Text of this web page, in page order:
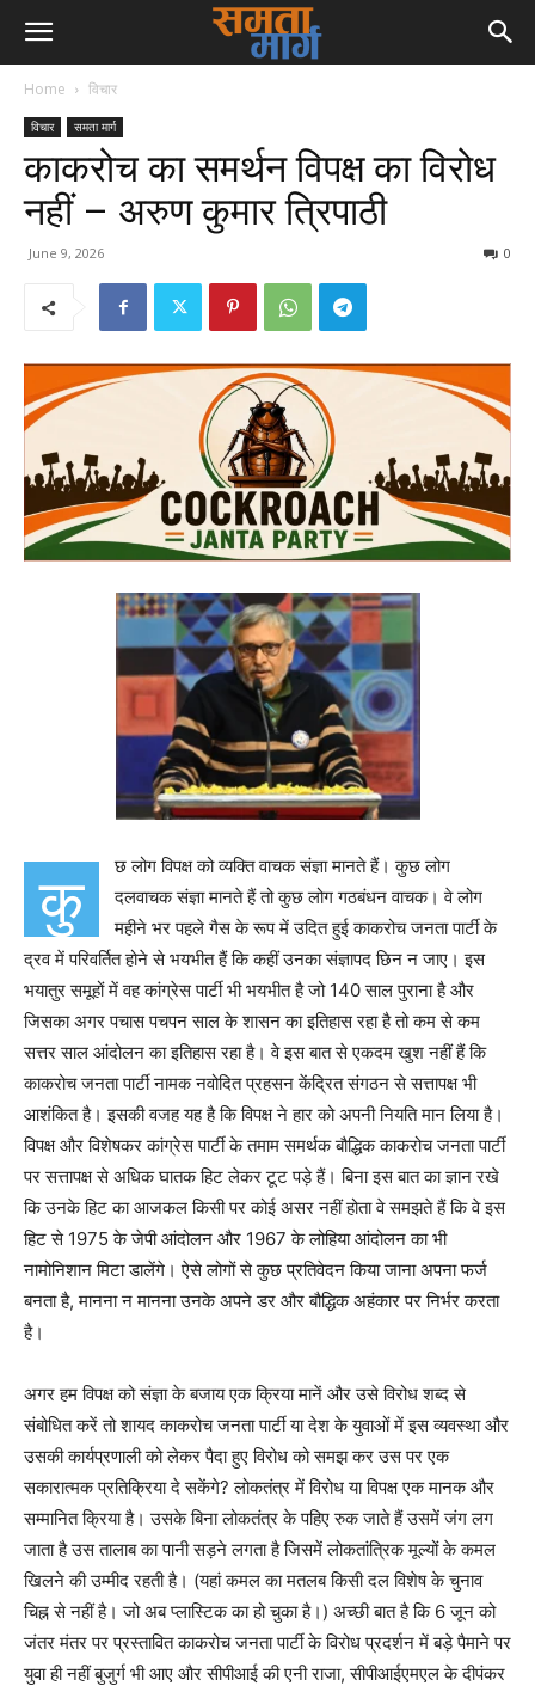
Home विचार
विचार समता मार्ग
काकरोच का समर्थन विपक्ष का विरोध
नहीं – अरुण कुमार त्रिपाठी
June 9, 2026 0
कु
छ लोग विपक्ष को व्यक्ति वाचक संज्ञा मानते हैं। कुछ लोग
दलवाचक संज्ञा मानते हैं तो कुछ लोग गठबंधन वाचक। वे लोग
महीने भर पहले गैस के रूप में उदित हुई काकरोच जनता पार्टी के
द्रव में परिवर्तित होने से भयभीत हैं कि कहीं उनका संज्ञापद छिन न जाए। इस
भयातुर समूहों में वह कांग्रेस पार्टी भी भयभीत है जो 140 साल पुराना है और
जिसका अगर पचास पचपन साल के शासन का इतिहास रहा है तो कम से कम
सत्तर साल आंदोलन का इतिहास रहा है। वे इस बात से एकदम खुश नहीं हैं कि
काकरोच जनता पार्टी नामक नवोदित प्रहसन केंद्रित संगठन से सत्तापक्ष भी
आशंकित है। इसकी वजह यह है कि विपक्ष ने हार को अपनी नियति मान लिया है।
विपक्ष और विशेषकर कांग्रेस पार्टी के तमाम समर्थक बौद्धिक काकरोच जनता पार्टी
पर सत्तापक्ष से अधिक घातक हिट लेकर टूट पड़े हैं। बिना इस बात का ज्ञान रखे
कि उनके हिट का आजकल किसी पर कोई असर नहीं होता वे समझते हैं कि वे इस
हिट से 1975 के जेपी आंदोलन और 1967 के लोहिया आंदोलन का भी
नामोनिशान मिटा डालेंगे। ऐसे लोगों से कुछ प्रतिवेदन किया जाना अपना फर्ज
बनता है, मानना न मानना उनके अपने डर और बौद्धिक अहंकार पर निर्भर करता
है।
अगर हम विपक्ष को संज्ञा के बजाय एक क्रिया मानें और उसे विरोध शब्द से
संबोधित करें तो शायद काकरोच जनता पार्टी या देश के युवाओं में इस व्यवस्था और
उसकी कार्यप्रणाली को लेकर पैदा हुए विरोध को समझ कर उस पर एक
सकारात्मक प्रतिक्रिया दे सकेंगे? लोकतंत्र में विरोध या विपक्ष एक मानक और
सम्मानित क्रिया है। उसके बिना लोकतंत्र के पहिए रुक जाते हैं उसमें जंग लग
जाता है उस तालाब का पानी सड़ने लगता है जिसमें लोकतांत्रिक मूल्यों के कमल
खिलने की उम्मीद रहती है। (यहां कमल का मतलब किसी दल विशेष के चुनाव
चिह्न से नहीं है। जो अब प्लास्टिक का हो चुका है।) अच्छी बात है कि 6 जून को
जंतर मंतर पर प्रस्तावित काकरोच जनता पार्टी के विरोध प्रदर्शन में बड़े पैमाने पर
युवा ही नहीं बुजुर्ग भी आए और सीपीआई की एनी राजा, सीपीआईएमएल के दीपंकर